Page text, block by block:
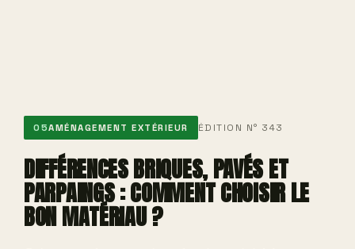
05AMÉNAGEMENT EXTÉRIEUR ÉDITION N° 343
DIFFÉRENCES BRIQUES, PAVÉS ET
PARPAINGS : COMMENT CHOISIR LE
BON MATÉRIAU ?